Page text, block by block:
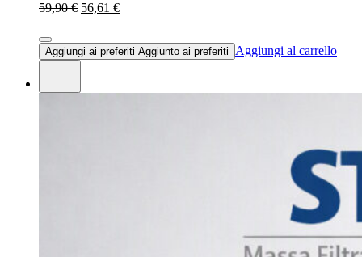
59,90 € 56,61 €
Aggiungi ai preferiti Aggiunto ai preferiti Aggiungi al carrello